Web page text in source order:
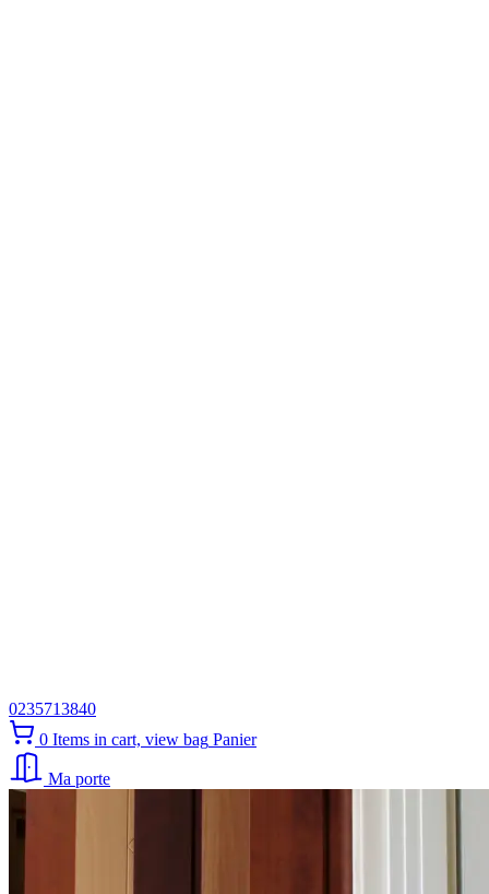
0235713840
0 Items in cart, view bag Panier
Ma porte